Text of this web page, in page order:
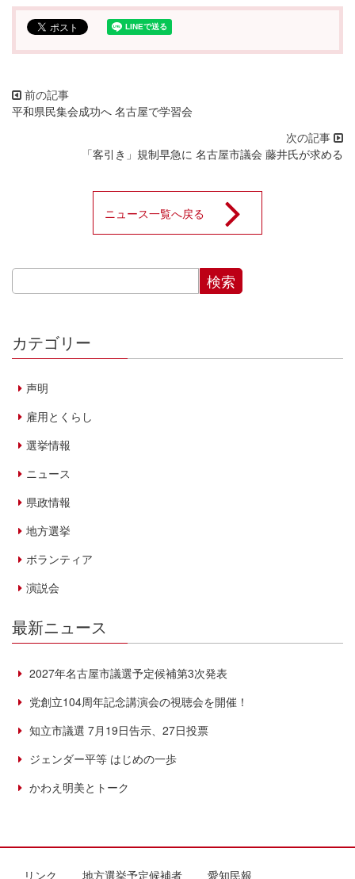
平和県民集会成功へ 名古屋で学習会
「客引き」規制早急に 名古屋市議会 藤井氏が求める
ニュース一覧へ戻る
カテゴリー
声明
雇用とくらし
選挙情報
ニュース
県政情報
地方選挙
ボランティア
演説会
最新ニュース
2027年名古屋市議選予定候補第3次発表
党創立104周年記念講演会の視聴会を開催！
知立市議選 7月19日告示、27日投票
ジェンダー平等 はじめの一歩
かわえ明美とトーク
リンク 地方選挙予定候補者 愛知民報